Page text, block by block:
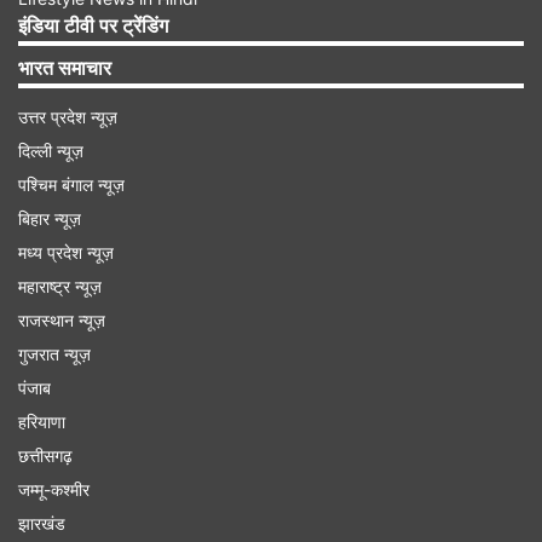
मैदान पर खेला गया था और उसमें भी टीम इंडिया की
खिलाड़ियों ने पाकिस्तानी प्लेयर्स से हाथ नहीं मिलाया था।
इंडिया टीवी पर ट्रेंडिंग
भारत समाचार
उत्तर प्रदेश न्यूज़
दिल्ली न्यूज़
पश्चिम बंगाल न्यूज़
बिहार न्यूज़
मध्य प्रदेश न्यूज़
महाराष्ट्र न्यूज़
राजस्थान न्यूज़
गुजरात न्यूज़
पंजाब
हरियाणा
छत्तीसगढ़
जम्मू-कश्मीर
झारखंड